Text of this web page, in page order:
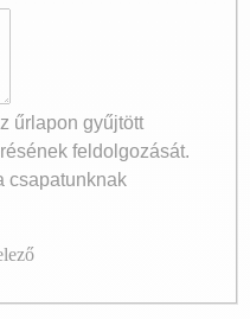
űrlapon gyűjtött
feldolgozását.
csapatunknak